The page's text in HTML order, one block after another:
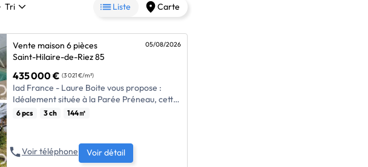
Tri Liste Carte
Vente maison 6 pièces
Saint-Hilaire-de-Riez 85
435 000 € (3 021 €/m²)
Iad France - Laure Boite vous propose :
Idéalement située à la Parée Préneau, cette
charmante maison de plain-pied vous
pistes cyclables, et à seulement 4 km des
commerces et marchés locaux. Dès l’entrée,
6 pcs 3 ch 144㎡
Voir téléphone Voir détail
05/08/2026